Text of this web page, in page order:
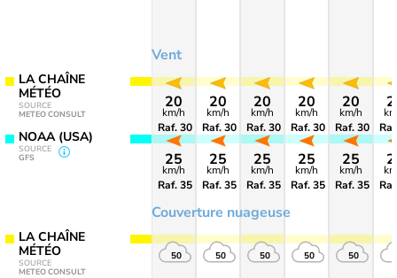
LA CHAÎNE
MÉTÉO
SOURCE
METEO CONSULT
NOAA (USA)
SOURCE
GFS
LA CHAÎNE
MÉTÉO
SOURCE
METEO CONSULT
Vent
Couverture nuageuse
20
km/h
Raf. 30
25
km/h
Raf. 35
50
20
km/h
Raf. 30
25
km/h
Raf. 35
50
20
km/h
Raf. 30
25
km/h
Raf. 35
50
20
km/h
Raf. 30
25
km/h
Raf. 35
50
20
km/h
Raf. 30
25
km/h
Raf. 35
50